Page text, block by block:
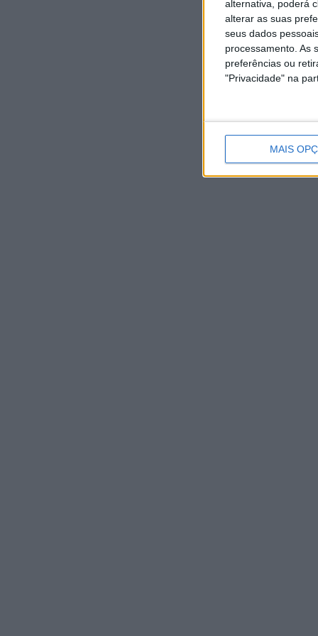
alternativa, poderá
alterar as suas
seus dados
processamento. As
preferências ou
"Privacidade" na
MAIS